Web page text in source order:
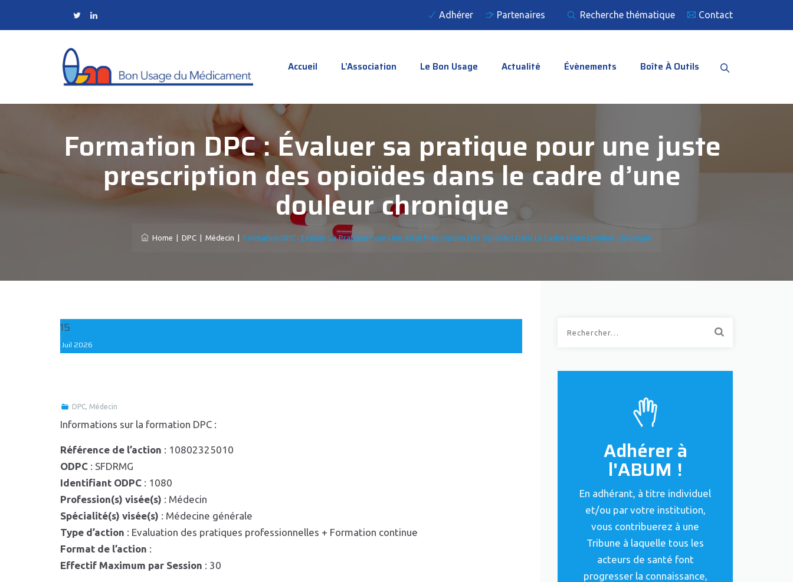
Adhérer Partenaires Recherche thématique Contact
Accueil L’Association Le Bon Usage Actualité Évènements Boîte À Outils
Formation DPC : Évaluer sa pratique pour une juste
prescription des opioïdes dans le cadre d’une
douleur chronique
Home DPC Médecin Formation DPC : Évaluer Sa Pratique Pour Une Juste Prescription Des Opioïdes Dans Le Cadre D’une Douleur Chronique
15
Juil 2026
DPC, Médecin
Informations sur la formation DPC :
Référence de l’action : 10802325010
ODPC : SFDRMG
Identifiant ODPC : 1080
Profession(s) visée(s) : Médecin
Spécialité(s) visée(s) : Médecine générale
Type d’action : Evaluation des pratiques professionnelles + Formation continue
Format de l’action :
Effectif Maximum par Session : 30
Adhérer à
l'ABUM !
En adhérant, à titre individuel
et/ou par votre institution,
vous contribuerez à une
Tribune à laquelle tous les
acteurs de santé font
progresser la connaissance,